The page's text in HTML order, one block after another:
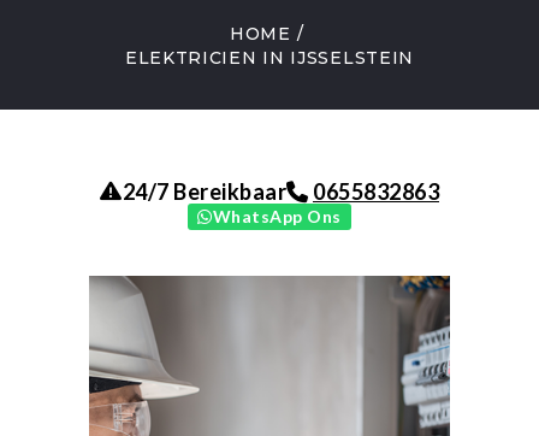
HOME
ELEKTRICIEN IN IJSSELSTEIN
CONTACT
24/7 Bereikbaar 0655832863
WhatsApp Ons